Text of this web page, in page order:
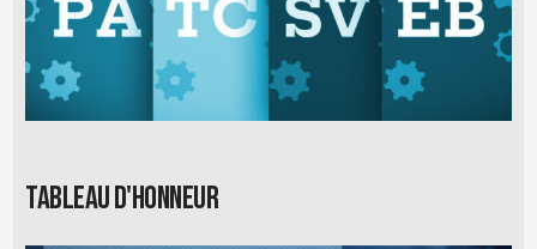
Tableau d'honneur